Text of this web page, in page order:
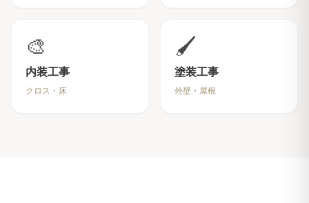
🎨
内装工事
クロス・床
🖌️
塗装工事
外壁・屋根